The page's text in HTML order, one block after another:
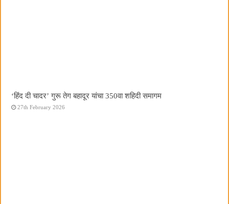
‘हिंद दी चादर’ गुरू तेग बहादूर यांचा 350वा शहिदी समागम
27th February 2026